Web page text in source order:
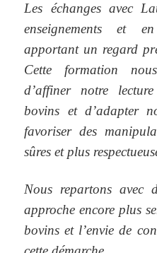
Les échanges avec
enseignements et
apportant un regard
Cette formation
d’affiner notre
bovins et d’adapter
favoriser des
sûres et plus
Nous repartons avec
approche encore plus
bovins et l’envie de